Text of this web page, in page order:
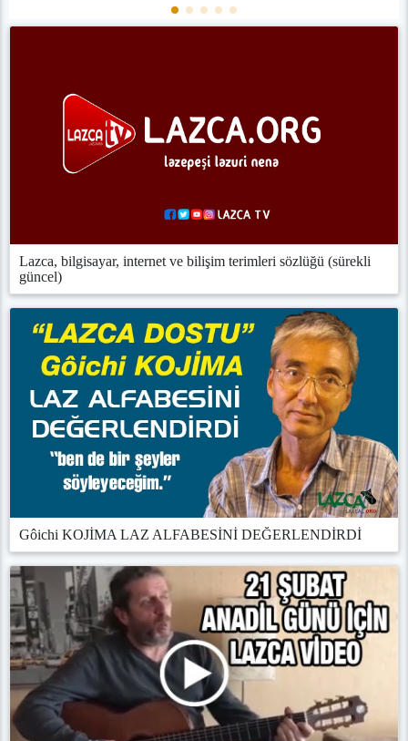
Lazca, bilgisayar, internet ve bilişim terimleri sözlüğü (sürekli
güncel)
Gôichi KOJİMA LAZ ALFABESİNİ DEĞERLENDİRDİ